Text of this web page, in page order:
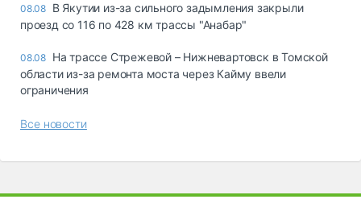
08.08 В Якутии из-за сильного задымления закрыли
проезд со 116 по 428 км трассы "Анабар"
08.08 На трассе Стрежевой – Нижневартовск в Томской
области из-за ремонта моста через Кайму ввели
ограничения
Все новости